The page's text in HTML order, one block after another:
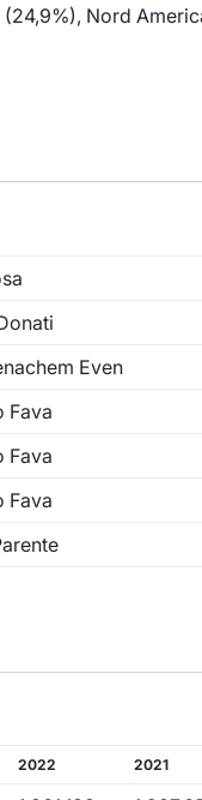
Nord
Even
Fava
Fava
Fava
2022 2021